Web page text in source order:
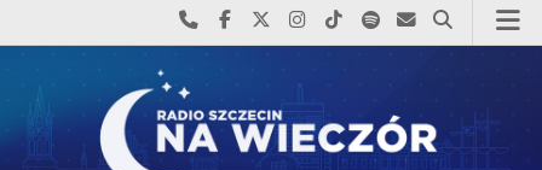
Najlepiej po prostu do nas zadzwoń
Odwiedź nas na Facebook-u
Odwiedź nas na X
Odwiedź nas na Instagram-ie
Odwiedź nas na TikTok-u
Szukaj nas na Spotify
Wyślij do nas
Szukaj